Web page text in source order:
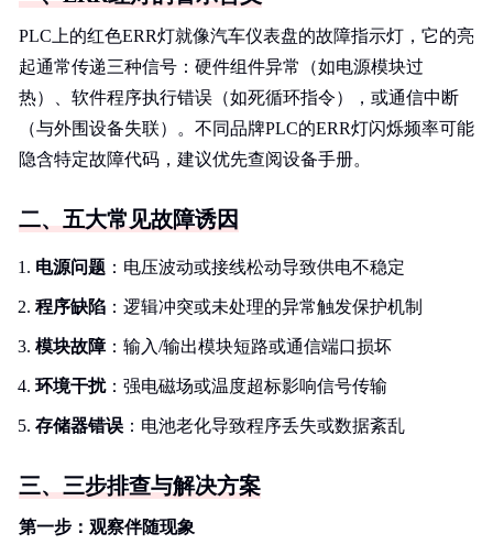
PLC上的红色ERR灯就像汽车仪表盘的故障指示灯，它的亮
起通常传递三种信号：硬件组件异常（如电源模块过
热）、软件程序执行错误（如死循环指令），或通信中断
（与外围设备失联）。不同品牌PLC的ERR灯闪烁频率可能
隐含特定故障代码，建议优先查阅设备手册。
二、五大常见故障诱因
电源问题 ：电压波动或接线松动导致供电不稳定
程序缺陷 ：逻辑冲突或未处理的异常触发保护机制
模块故障：输入/输出模块短路或通信端口损坏
环境干扰：强电磁场或温度超标影响信号传输
存储器错误 ：电池老化导致程序丢失或数据紊乱
三、三步排查与解决方案
第一步：观察伴随现象